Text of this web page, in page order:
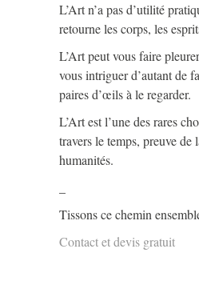
L’Art n’a pas d’utilité
retourne les corps, les
L’Art peut vous faire
vous intriguer d’autant de
paires d’œils à le regarder.
L’Art est l’une des rares
travers le temps, preuve de
humanités.
Tissons ce chemin
Contact et devis gratuit